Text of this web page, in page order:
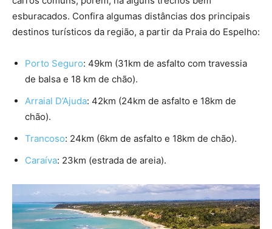
esburacados. Confira algumas distâncias dos principais
destinos turísticos da região, a partir da Praia do Espelho:
Porto Seguro: 49km (31km de asfalto com travessia
de balsa e 18 km de chão).
Arraial D’Ajuda: 42km (24km de asfalto e 18km de
chão).
Trancoso: 24km (6km de asfalto e 18km de chão).
Caraíva: 23km (estrada de areia).